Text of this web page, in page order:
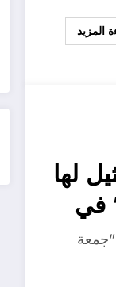
المزيد
لها
في
"جمعة